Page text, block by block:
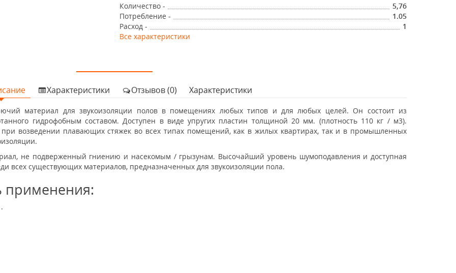
Количество -
5,76
Потребление -
1.05
Расход -
1
Все характеристики
Характеристики Отзывов (0) Характеристики
материал для звукоизоляции полов в помещениях любых типов и для любых целей. Он состоит из
гидрофобным составом. Доступен в виде упругих пластин толщиной 20 мм. (плотность 110 кг / м3).
при возведении плавающих стяжек во всех типах помещений, как в жилых квартирах, так и в промышленных
не подверженный гниению и насекомым / грызунам. Высочайший уровень шумоподавления и доступная
всех существующих материалов, предназначенных для звукоизоляции пола.
применения: